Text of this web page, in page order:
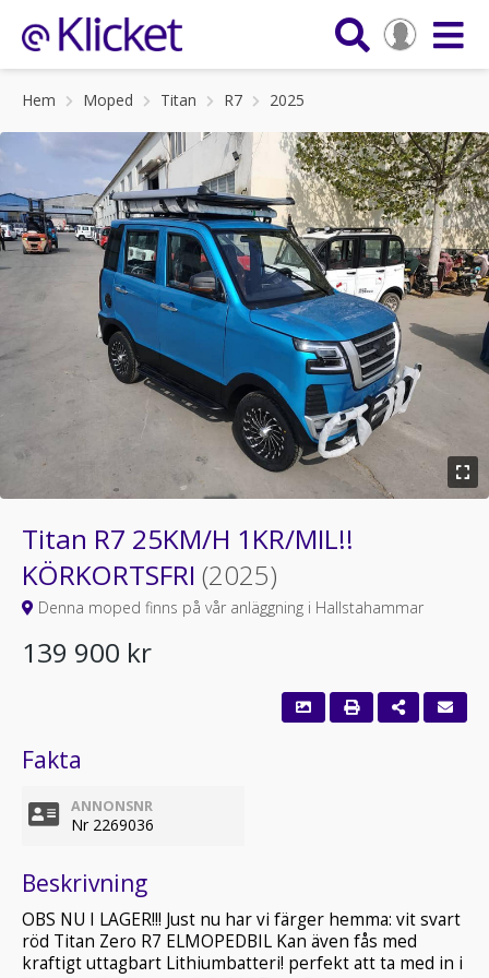
Hem Moped Titan R7 2025
Titan R7 25KM/H 1KR/MIL!!
KÖRKORTSFRI (2025)
Denna moped finns på vår anläggning i Hallstahammar
139 900 kr
Fakta
ANNONSNR
Nr 2269036
Beskrivning
OBS NU I LAGER!!! Just nu har vi färger hemma: vit svart
röd Titan Zero R7 ELMOPEDBIL Kan även fås med
kraftigt uttagbart Lithiumbatteri! perfekt att ta med in i